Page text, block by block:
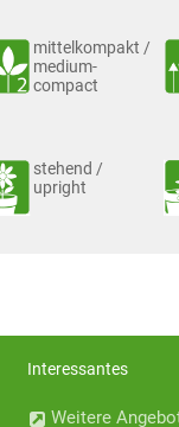
mittelkompakt /
medium-
compact
stehend /
upright
Interessantes
Weitere